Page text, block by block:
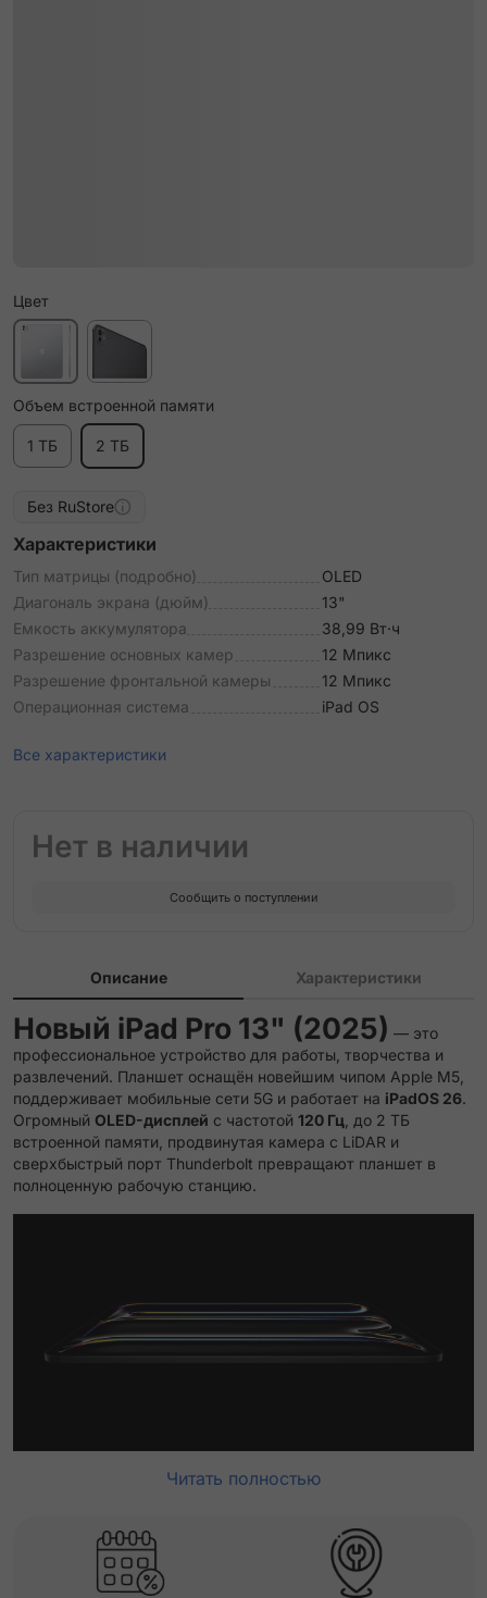
Цвет
Объем встроенной памяти
1 ТБ 2 ТБ
Без RuStore
Характеристики
Тип матрицы (подробно)
OLED
Диагональ экрана (дюйм)
13"
Емкость аккумулятора
38,99 Вт·ч
Разрешение основных камер
12 Мпикс
Разрешение фронтальной камеры
12 Мпикс
Операционная система
iPad OS
Все характеристики
Нет в наличии
Сообщить о поступлении
Описание Характеристики
Новый iPad Pro 13" (2025) — это
профессиональное устройство для работы, творчества и
развлечений. Планшет оснащён новейшим чипом Apple M5,
поддерживает мобильные сети 5G и работает на iPadOS 26.
Огромный OLED-дисплей с частотой 120 Гц , до 2 ТБ
встроенной памяти, продвинутая камера с LiDAR и
сверхбыстрый порт Thunderbolt превращают планшет в
полноценную рабочую станцию.
Читать полностью